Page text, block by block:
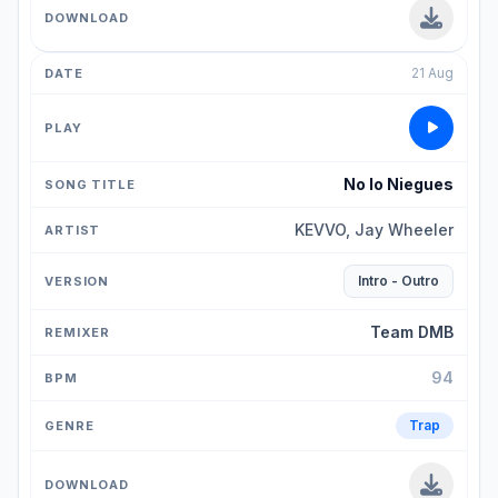
21 Aug
No lo Niegues
KEVVO, Jay Wheeler
Intro - Outro
Team DMB
94
Trap